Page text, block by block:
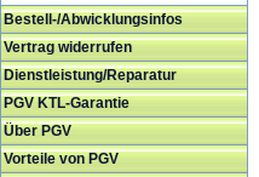
Bestell-/Abwicklungsinfos
Vertrag widerrufen
Dienstleistung/Reparatur
PGV KTL-Garantie
Über PGV
Vorteile von PGV